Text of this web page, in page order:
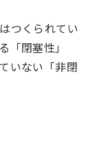
つくられてい
「閉塞性」
いない「非閉